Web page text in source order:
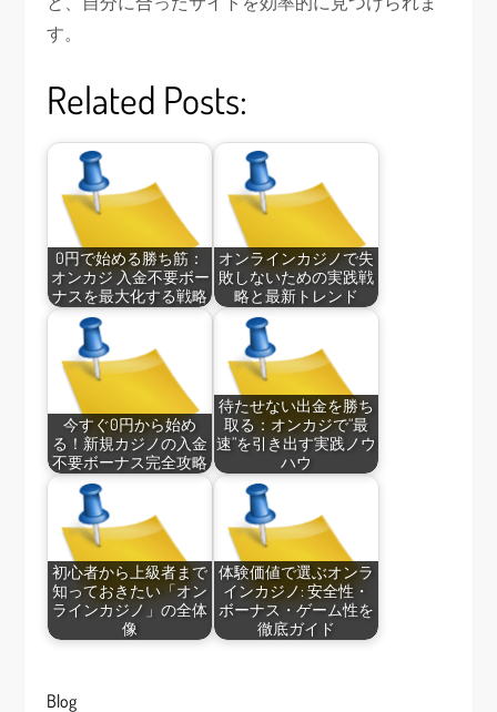
す。
Related Posts:
0円で始める勝ち筋：
オンカジ 入金不要ボー
ナスを最大化する戦略
オンラインカジノで失
敗しないための実践戦
略と最新トレンド
今すぐ0円から始め
る！新規カジノの入金
不要ボーナス完全攻略
待たせない出金を勝ち
取る：オンカジで“最
速”を引き出す実践ノウ
ハウ
初心者から上級者まで
知っておきたい「オン
ラインカジノ」の全体
像
体験価値で選ぶオンラ
インカジノ: 安全性・
ボーナス・ゲーム性を
徹底ガイド
Blog